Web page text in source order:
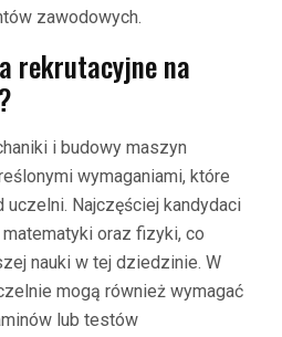
zawodowych.
rekrutacyjne na
i budowy maszyn
wymaganiami, które
Najczęściej kandydaci
oraz fizyki, co
nauki w tej dziedzinie. W
mogą również wymagać
lub testów